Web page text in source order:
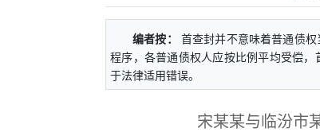
编者按：
首查封并不意味着普通债
程序，各普通债权人应按比例平均受偿
于法律适用错误。
宋某某与临汾市